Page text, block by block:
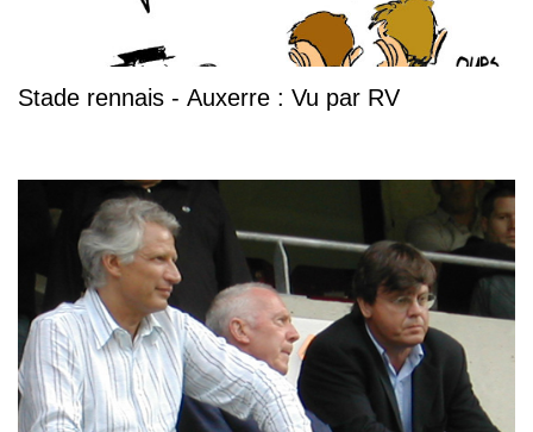
Stade rennais - Auxerre : Vu par RV